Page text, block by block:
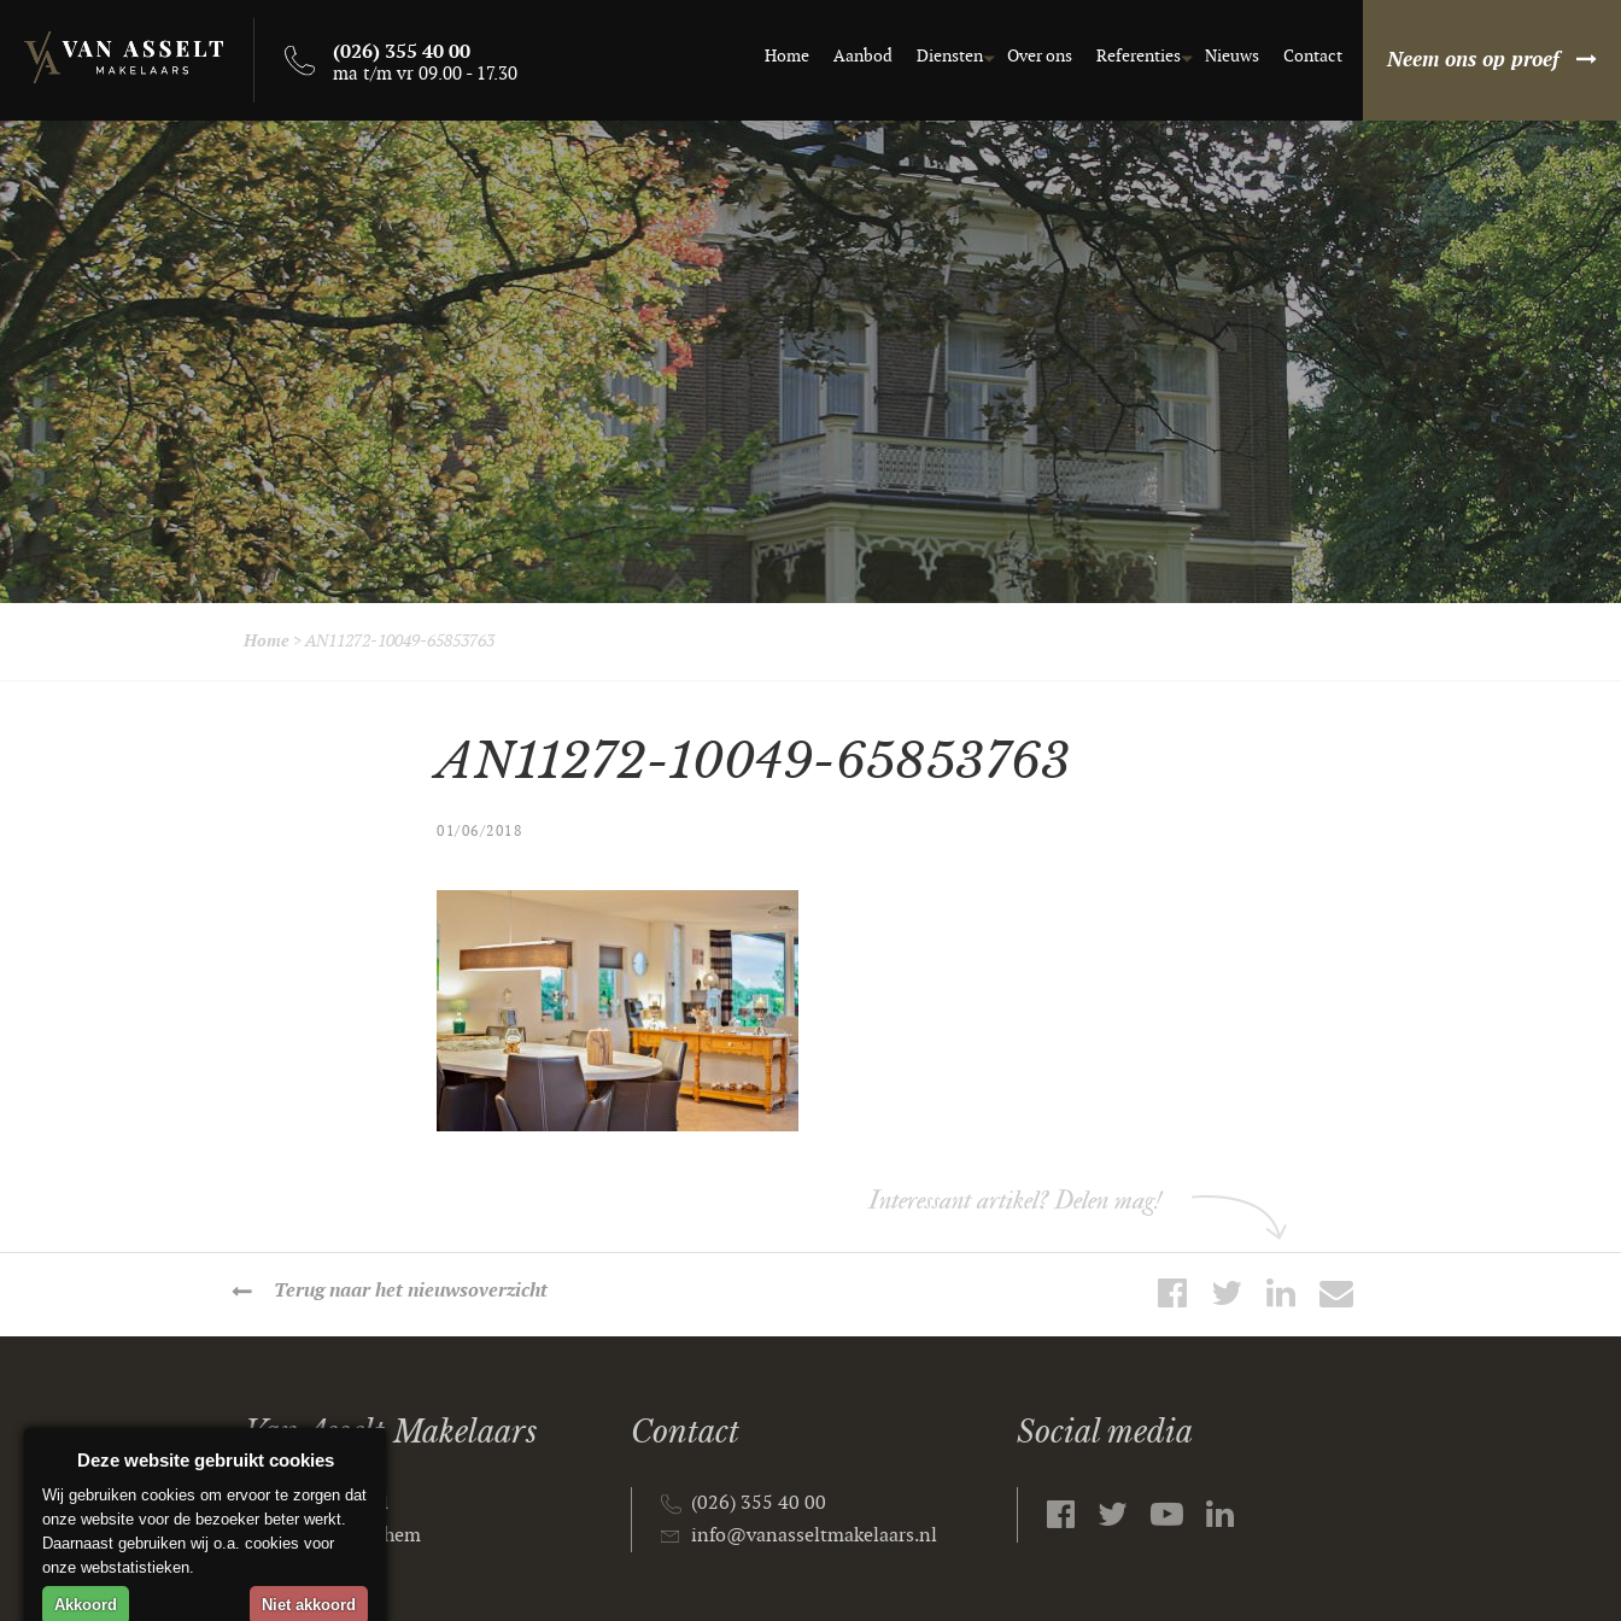
(026) 355 40 00
ma t/m vr 09.00 - 17.30
Home Aanbod Diensten Over ons Referenties Nieuws Contact Neem ons op proef
Home >AN11272-10049-65853763
AN11272-10049-65853763
01/06/2018
Interessant artikel? Delen mag!
Terugnaar het nieuwsoverzicht
Van Asselt Makelaars
Postbus 5151
6802 ED Arnhem
Contact
(026) 355 40 00
info@vanasseltmakelaars.nl
Social media
Deze website gebruikt cookies
Wij gebruiken cookies om ervoor te zorgen dat
onze website voor de bezoeker beter werkt.
Daarnaast gebruiken wij o.a. cookies voor
onze webstatistieken.
Akkoord Niet akkoord